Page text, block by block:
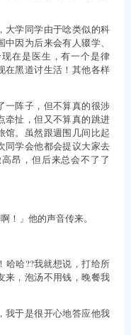
大学同学由于唸类似的科
因为后来会有人辍学、
在是医生，有一个是律
在黑道讨生活！其他各样
一阵子，但不算真的很涉
牵扯，但又不算真的跳进
馆。虽然跟週围几间比起
同学会他都会提议大家去
昂，但后来总会不了了
！」他的声音传来。
哈哈??我就想说，打给所
来，泡汤不用钱，晚餐我
我于是很开心地答应他我